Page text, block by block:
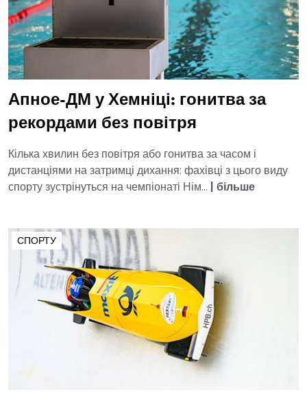
Апное-ДМ у Хемніці: гонитва за
рекордами без повітря
Кілька хвилин без повітря або гонитва за часом і
дистанціями на затримці дихання: фахівці з цього виду
спорту зустрінуться на чемпіонаті Нім... | більше
СПОРТУ